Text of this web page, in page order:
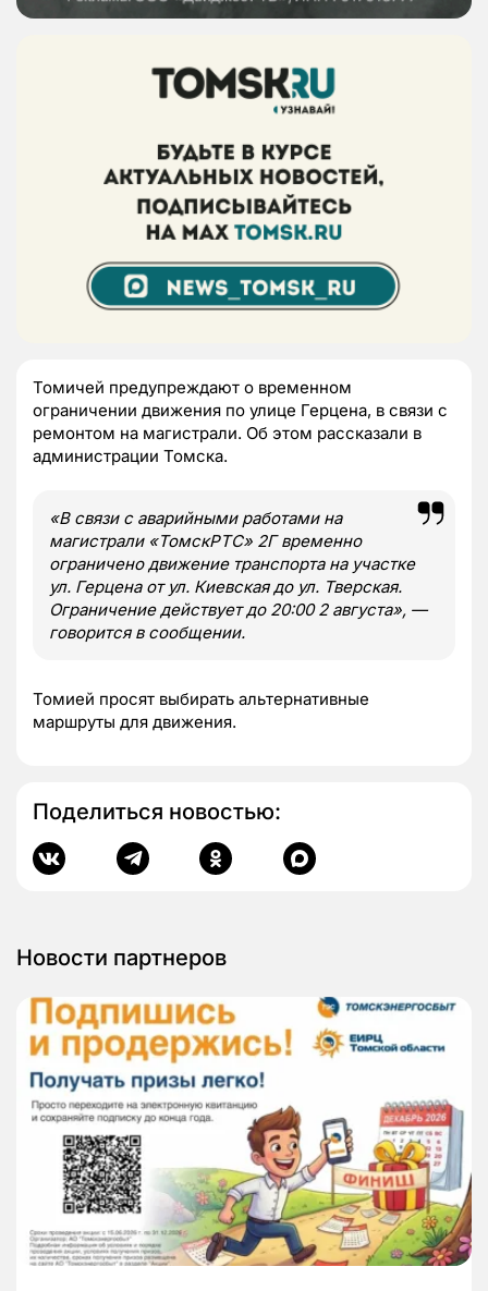
Томичей предупреждают о временном
ограничении движения по улице Герцена, в связи с
ремонтом на магистрали. Об этом рассказали в
администрации Томска.
«В связи с аварийными работами на
магистрали «ТомскРТС» 2Г временно
ограничено движение транспорта на участке
ул. Герцена от ул. Киевская до ул. Тверская.
Ограничение действует до 20:00 2 августа», —
говорится в сообщении.
Томией просят выбирать альтернативные
маршруты для движения.
Поделиться новостью:
Новости партнеров